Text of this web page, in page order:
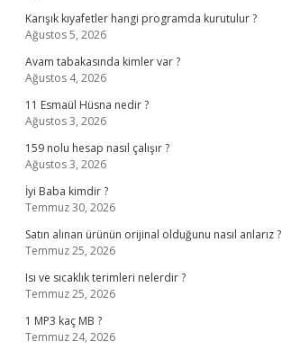
Karışık kıyafetler hangi programda kurutulur ?
Ağustos 5, 2026
Avam tabakasında kimler var ?
Ağustos 4, 2026
11 Esmaül Hüsna nedir ?
Ağustos 3, 2026
159 nolu hesap nasıl çalışır ?
Ağustos 3, 2026
İyi Baba kimdir ?
Temmuz 30, 2026
Satın alınan ürünün orijinal olduğunu nasıl anlarız ?
Temmuz 25, 2026
Isı ve sıcaklık terimleri nelerdir ?
Temmuz 25, 2026
1 MP3 kaç MB ?
Temmuz 24, 2026